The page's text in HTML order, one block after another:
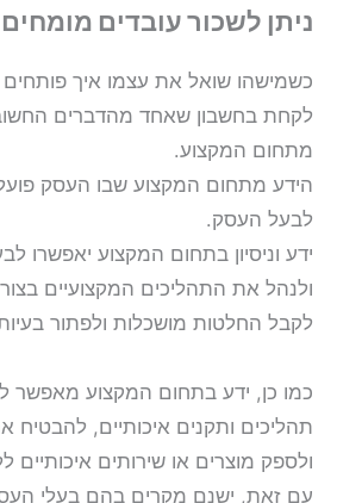
ניתן לשכור עובדים
כשמישהו שואל את עצמו איך
לקחת בחשבון שאחד מהדברים
מתחום המקצוע.
הידע מתחום המקצוע שבו העסק
לבעל העסק.
ידע וניסיון בתחום המקצוע יאפשרו
ולנהל את התהליכים המקצועיים
לקבל החלטות מושכלות ולפתור
כמו כן, ידע בתחום המקצוע מאפשר
תהליכים ותקנים איכותיים,
ולספק מוצרים או שירותים איכותיים
עם זאת, ישנם מקרים בהם בעלי